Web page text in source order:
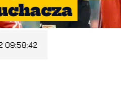
09:58:42